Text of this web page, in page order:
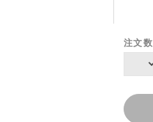
注文数